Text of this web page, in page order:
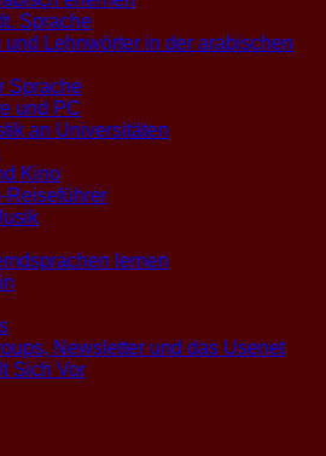
Sprache
Lehnwörter in der arabischen
Sprache
und PC
an Universitäten
Kino
Reiseführer
lernen
Newsletter und das Usenet
Sich Vor